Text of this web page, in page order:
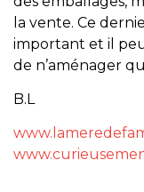
la vente. Ce
important et il
de n’aménager
B.L